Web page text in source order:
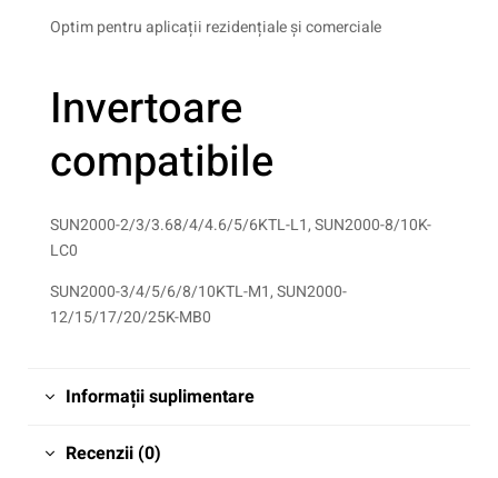
Optim pentru aplicații rezidențiale și comerciale
Invertoare
compatibile
SUN2000-2/3/3.68/4/4.6/5/6KTL-L1, SUN2000-8/10K-
LC0
SUN2000-3/4/5/6/8/10KTL-M1, SUN2000-
12/15/17/20/25K-MB0
Informații suplimentare
Recenzii (0)